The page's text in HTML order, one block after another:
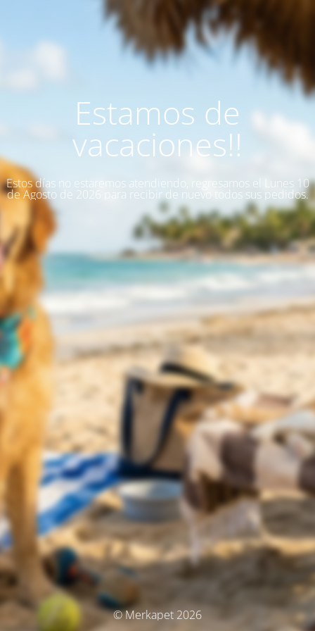
Estamos de
vacaciones!!
Estos días no estaremos atendiendo, regresamos el Lunes 10
de Agosto de 2026 para recibir de nuevo todos sus pedidos.
© Merkapet 2026